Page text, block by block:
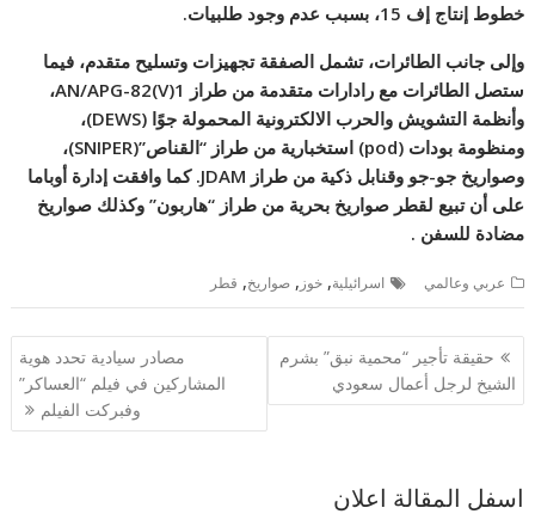
خطوط إنتاج إف 15، بسبب عدم وجود طلبيات.
وإلى جانب الطائرات، تشمل الصفقة تجهيزات وتسليح متقدم، فيما
ستصل الطائرات مع رادارات متقدمة من طراز AN/APG-82(V)1،
وأنظمة التشويش والحرب الالكترونية المحمولة جوًا (DEWS)،
ومنظومة بودات (pod) استخبارية من طراز “القناص”(SNIPER)،
وصواريخ جو-جو وقنابل ذكية من طراز JDAM. كما وافقت إدارة أوباما
على أن تبيع لقطر صواريخ بحرية من طراز “هاربون” وكذلك صواريخ
مضادة للسفن .
عربي وعالمي اسرائيلية,خوز ,صواريخ, قطر
تصفّح
المقالات
حقيقة تأجير “محمية نبق” بشرم
الشيخ لرجل أعمال سعودي
مصادر سيادية تحدد هوية
المشاركين في فيلم “العساكر”
وفبركت الفيلم
اسفل المقالة اعلان